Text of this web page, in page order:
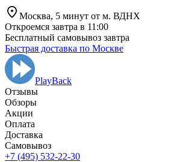
Москва, 5 минут от м. ВДНХ
Откроемся завтра в 11:00
Бесплатный самовывоз завтра
Быстрая доставка по Москве
PlayBack
Отзывы
Обзоры
Aкции
Оплата
Доставка
Самовывоз
+7 (495) 532-22-30